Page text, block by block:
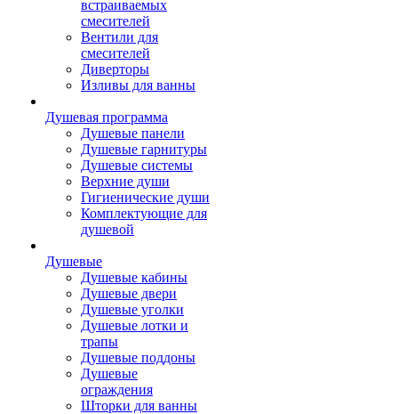
встраиваемых
смесителей
Вентили для
смесителей
Диверторы
Изливы для ванны
Душевая программа
Душевые панели
Душевые гарнитуры
Душевые системы
Верхние души
Гигиенические души
Комплектующие для
душевой
Душевые
Душевые кабины
Душевые двери
Душевые уголки
Душевые лотки и
трапы
Душевые поддоны
Душевые
ограждения
Шторки для ванны